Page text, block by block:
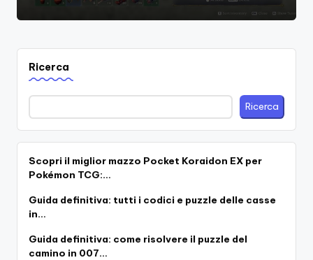
Ricerca
Ricerca
Scopri il miglior mazzo Pocket Koraidon EX per
Pokémon TCG:…
Guida definitiva: tutti i codici e puzzle delle casse
in…
Guida definitiva: come risolvere il puzzle del
camino in 007…